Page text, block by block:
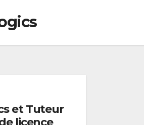
et Tuteur
licence